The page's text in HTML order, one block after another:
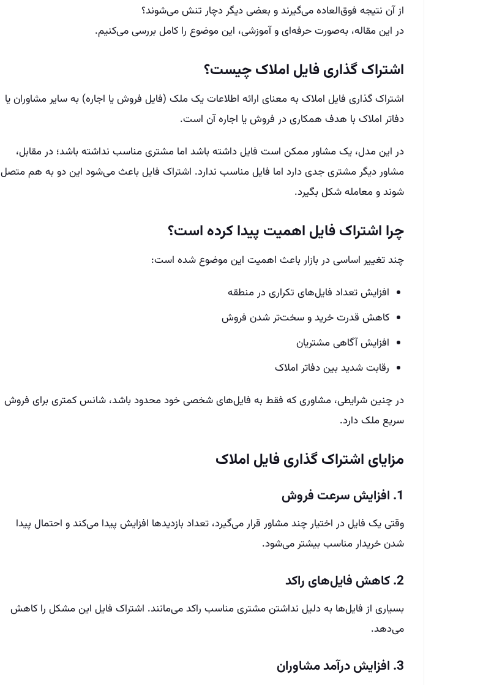
از آن نتیجه فوق‌العاده می‌گیرند و بعضی دیگر دچار تنش می‌شوند؟
در این مقاله، به‌صورت حرفه‌ای و آموزشی، این موضوع را کامل بررسی می‌کنیم.
اشتراک گذاری فایل املاک چیست؟
اشتراک گذاری فایل املاک به معنای ارائه اطلاعات یک ملک (فایل فروش یا اجاره) به سایر مشاوران یا
دفاتر املاک با هدف همکاری در فروش یا اجاره آن است.
در این مدل، یک مشاور ممکن است فایل داشته باشد اما مشتری مناسب نداشته باشد؛ در مقابل،
مشاور دیگر مشتری جدی دارد اما فایل مناسب ندارد. اشتراک فایل باعث می‌شود این دو به هم متصل
شوند و معامله شکل بگیرد.
چرا اشتراک فایل اهمیت پیدا کرده است؟
چند تغییر اساسی در بازار باعث اهمیت این موضوع شده است:
افزایش تعداد فایل‌های تکراری در منطقه
کاهش قدرت خرید و سخت‌تر شدن فروش
افزایش آگاهی مشتریان
رقابت شدید بین دفاتر املاک
در چنین شرایطی، مشاوری که فقط به فایل‌های شخصی خود محدود باشد، شانس کمتری برای فروش
سریع ملک دارد.
مزایای اشتراک گذاری فایل املاک
1. افزایش سرعت فروش
وقتی یک فایل در اختیار چند مشاور قرار می‌گیرد، تعداد بازدیدها افزایش پیدا می‌کند و احتمال پیدا
شدن خریدار مناسب بیشتر می‌شود.
2. کاهش فایل‌های راکد
بسیاری از فایل‌ها به دلیل نداشتن مشتری مناسب راکد می‌مانند. اشتراک فایل این مشکل را کاهش
می‌دهد.
3. افزایش درآمد مشاوران